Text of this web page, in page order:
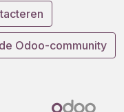
Odoo-community